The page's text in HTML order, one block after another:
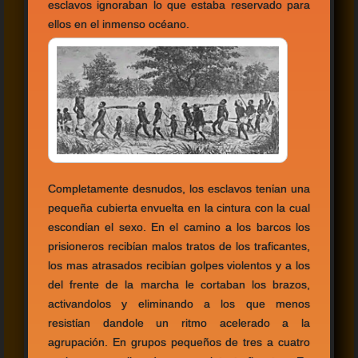
esclavos ignoraban lo que estaba reservado para
ellos en el inmenso océano.
Completamente desnudos, los esclavos tenίan una
pequeña cubierta envuelta en la cintura con la cual
escondίan el sexo. En el camino a los barcos los
prisioneros recibίan malos tratos de los traficantes,
los mas atrasados recibίan golpes violentos y a los
del frente de la marcha le cortaban los brazos,
activandolos y eliminando a los que menos
resistίan dandole un ritmo acelerado a la
agrupación. En grupos pequeños de tres a cuatro